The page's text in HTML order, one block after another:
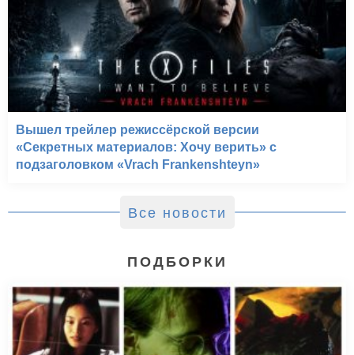
Вышел трейлер режиссёрской версии
«Секретных материалов: Хочу верить» с
подзаголовком «Vrach Frankenshteyn»
Все новости
ПОДБОРКИ